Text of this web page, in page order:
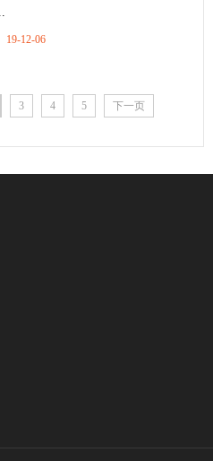
19-12-06
3 4 5 下一页